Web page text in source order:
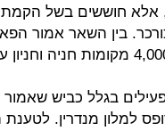
אלא חוששים בשל
בין השאר אמור
בגלל כביש